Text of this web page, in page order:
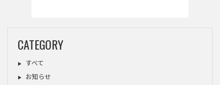
CATEGORY
すべて
お知らせ